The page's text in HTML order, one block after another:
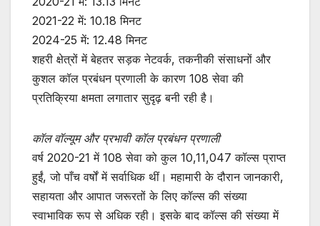
2021-22 में: 10.18 मिनट
2024-25 में: 12.48 मिनट
शहरी क्षेत्रों में बेहतर सड़क नेटवर्क, तकनीकी संसाधनों और
कुशल कॉल प्रबंधन प्रणाली के कारण 108 सेवा की
प्रतिक्रिया क्षमता लगातार सुदृढ़ बनी रही है।
कॉल वॉल्यूम और प्रभावी कॉल प्रबंधन प्रणाली
वर्ष 2020-21 में 108 सेवा को कुल 10,11,047 कॉल्स प्राप्त
हुईं, जो पाँच वर्षों में सर्वाधिक थीं। महामारी के दौरान जानकारी,
सहायता और आपात जरूरतों के लिए कॉल्स की संख्या
स्वाभाविक रूप से अधिक रही। इसके बाद कॉल्स की संख्या में